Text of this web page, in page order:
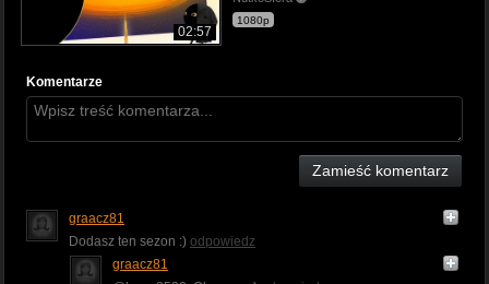
02:57
1080p
Komentarze
Zamieść komentarz
graacz81
Dodasz ten sezon :) odpowiedz
graacz81